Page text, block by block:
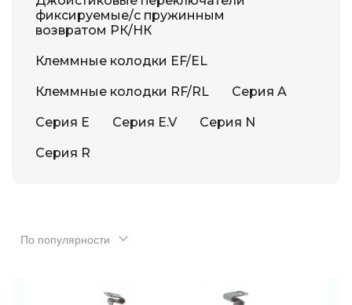
фиксируемые/с пружинным
возвратом РК/НК
Клеммные колодки EF/EL
Клеммные колодки RF/RL Серия A
Серия E Серия E.V Серия N
Серия R
По популярности